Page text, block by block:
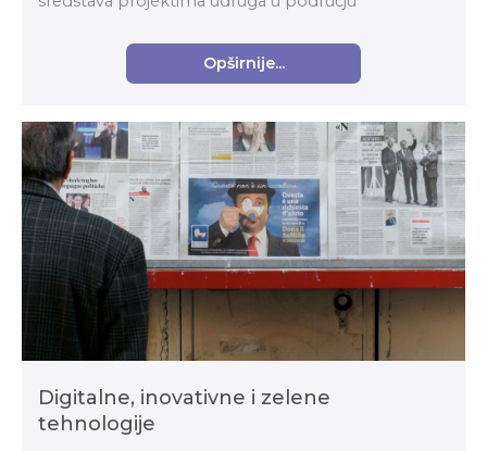
mladih u školskoj g...
Opširnije...
Digitalne, inovativne i zelene
tehnologije